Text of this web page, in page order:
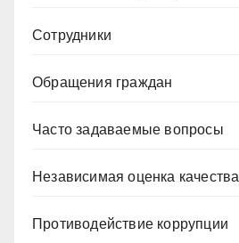
Сотрудники
Обращения граждан
Часто задаваемые вопросы
Независимая оценка качества
Противодействие коррупции